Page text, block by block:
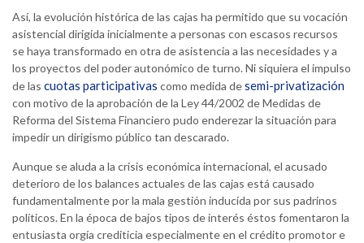
Así, la evolución histórica de las cajas ha permitido que su vocación
asistencial dirigida inicialmente a personas con escasos recursos
se haya transformado en otra de asistencia a las necesidades y a
los proyectos del poder autonómico de turno. Ni siquiera el impulso
de las cuotas participativas como medida desemi-privatización
con motivo de la aprobación de la Ley 44/2002 de Medidas de
Reforma del Sistema Financiero pudo enderezar la situación para
impedir un dirigismo público tan descarado.
Aunque se aluda a la crisis económica internacional, el acusado
deterioro de los balances actuales de las cajas está causado
fundamentalmente por la mala gestión inducida por sus padrinos
políticos. En la época de bajos tipos de interés éstos fomentaron la
entusiasta orgía crediticia especialmente en el crédito promotor e